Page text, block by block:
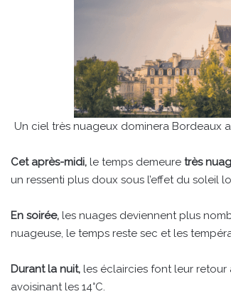
Un ciel très nuageux dominera Bordeaux
Cet après-midi, le temps demeure très
un ressenti plus doux sous l’effet du soleil
En soirée, les nuages deviennent plus
nuageuse, le temps reste sec et les
Durant la nuit, les éclaircies font leur
avoisinant les 14°C.